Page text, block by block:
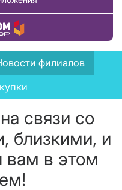
филиалов
связи со
близкими, и
вам в этом